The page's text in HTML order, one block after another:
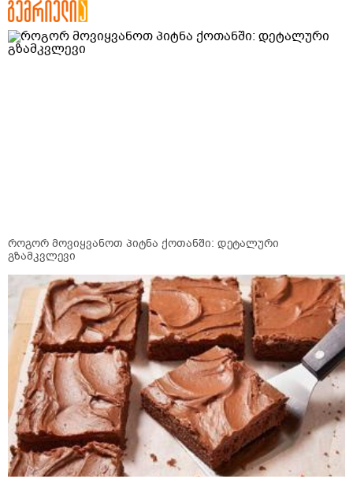
როგორ მოვიყვანოთ პიტნა ქოთანში: დეტალური
გზამკვლევი